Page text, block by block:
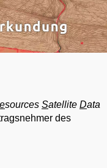
sources Satellite Data
des